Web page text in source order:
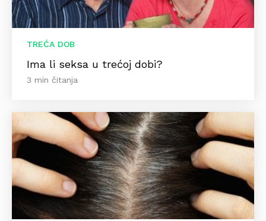
TREĆA DOB
Ima li seksa u trećoj dobi?
3 min čitanja